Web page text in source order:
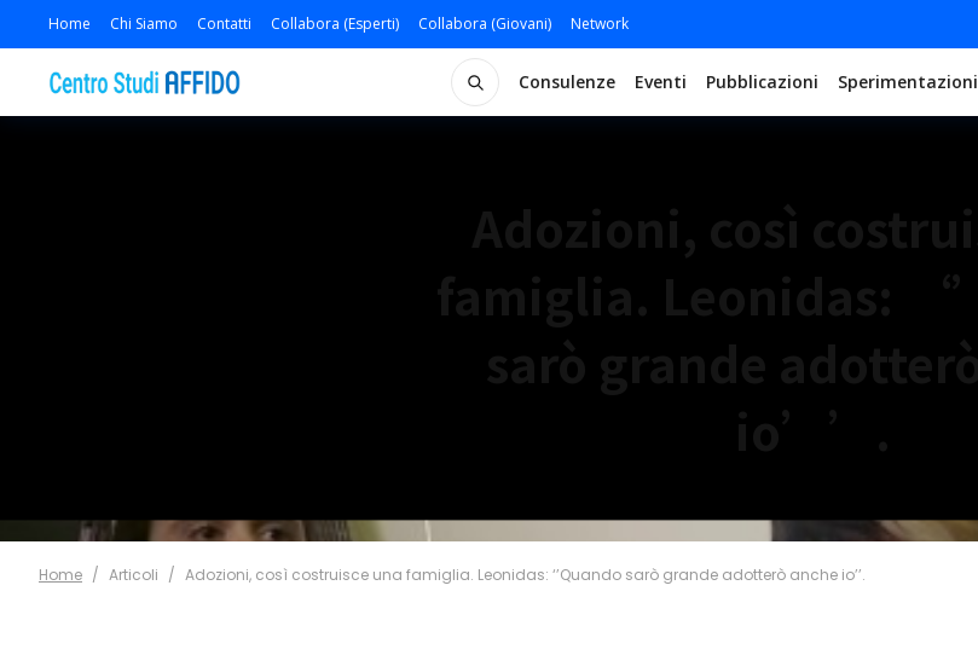
Home Chi Siamo Contatti Collabora (Esperti) Collabora (Giovani) Network
Consulenze Eventi Pubblicazioni Sperimentazioni
Home / Articoli / Adozioni, così costruisce una famiglia. Leonidas: ‘’Quando sarò grande adotterò anche io’’.